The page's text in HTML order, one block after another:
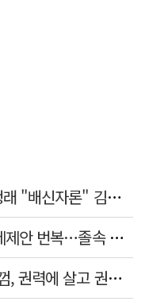
민주당 제주 연설회 난타전…정청래 "배신자론" 김민석 "관리 무능"
국힘 "李대통령, 국민 반발하자 세제안 번복…졸속 국정 즉각 중단"
홍준표, 한동훈 맹폭…"조선제일껌, 권력에 살고 권력에 죽었다"